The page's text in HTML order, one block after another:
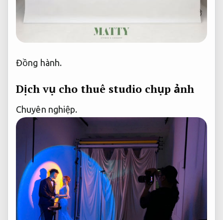
Đồng hành.
Dịch vụ cho thuê studio chụp ảnh
Chuyên nghiệp.